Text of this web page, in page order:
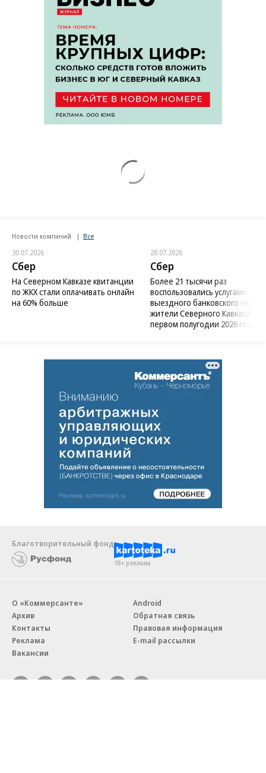
Новости компаний Все
30.07.2026
Сбер
На Северном Кавказе квитанции
по ЖКХ стали оплачивать онлайн
на 60% больше
28.07.2026
Сбер
Более 21 тысячи раз
воспользовались услугами
выездного банковского
жители Северного Кавказа в
первом полугодии 2026 года
Благотворительный фонд
18+ реклама
О «Коммерсанте»
Архив
Контакты
Реклама
Вакансии
Android
Обратная связь
Правовая информация
E-mail рассылки